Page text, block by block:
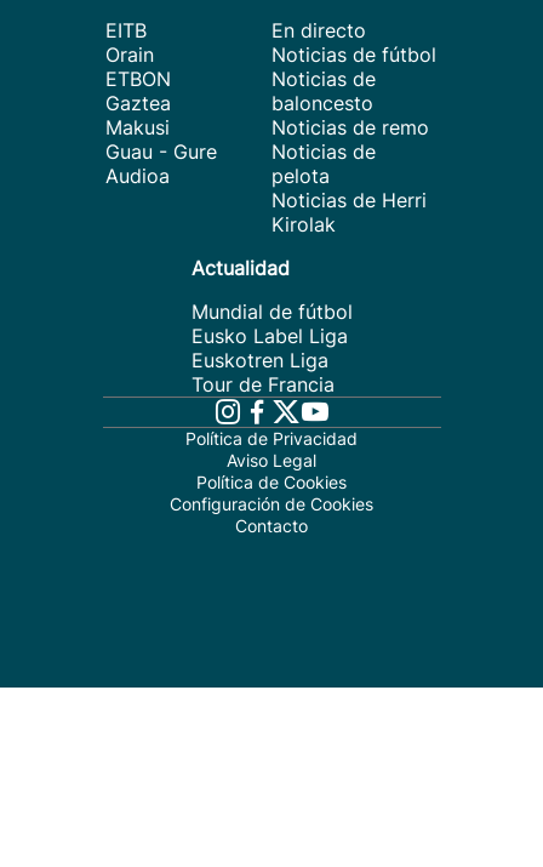
EITB
Orain
ETBON
Gaztea
Makusi
Guau - Gure
Audioa
En directo
Noticias de fútbol
Noticias de
baloncesto
Noticias de remo
Noticias de
pelota
Noticias de Herri
Kirolak
Actualidad
Mundial de fútbol
Eusko Label Liga
Euskotren Liga
Tour de Francia
Política de Privacidad
Aviso Legal
Política de Cookies
Configuración de Cookies
Contacto